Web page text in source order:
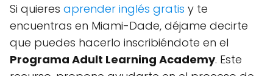
Si quieres aprender inglés gratis y te
encuentras en Miami-Dade, déjame decirte
que puedes hacerlo inscribiéndote en el
Programa Adult Learning Academy. Este